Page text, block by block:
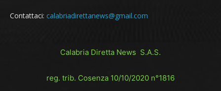
Contattaci: calabriadirettanews@gmail.com
Calabria Diretta News S.A.S.
reg. trib. Cosenza 10/10/2020 n°1816